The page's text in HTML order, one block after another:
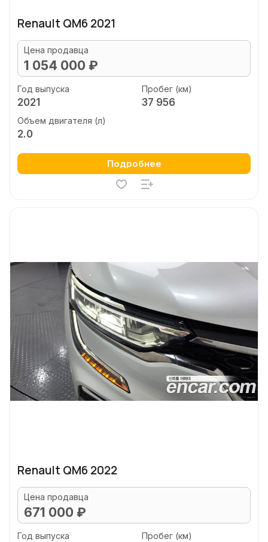
Renault QM6 2021
Цена продавца
1 054 000 ₽
Год выпуска
2021
Пробег (км)
37 956
Объем двигателя (л)
2.0
Подробнее
Renault QM6 2022
Цена продавца
671 000 ₽
Год выпуска Пробег (км)